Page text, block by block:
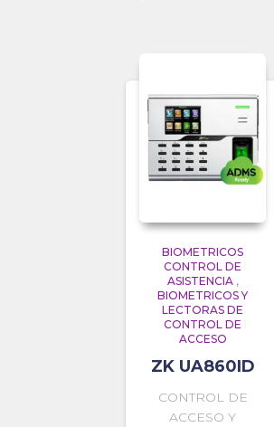
BIOMETRICOS
CONTROL DE
ASISTENCIA,
BIOMETRICOS Y
LECTORAS DE
CONTROL DE
ACCESO
ZK UA860ID
CONTROL DE
ACCESO Y